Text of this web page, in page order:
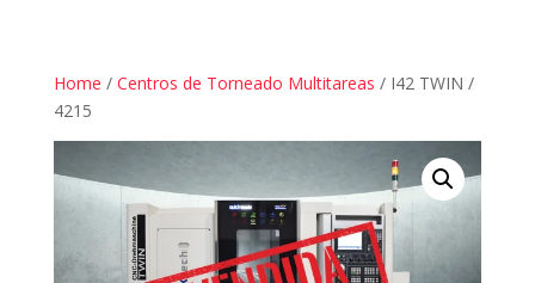
Home / Centros de Torneado Multitareas / I42 TWIN /
4215